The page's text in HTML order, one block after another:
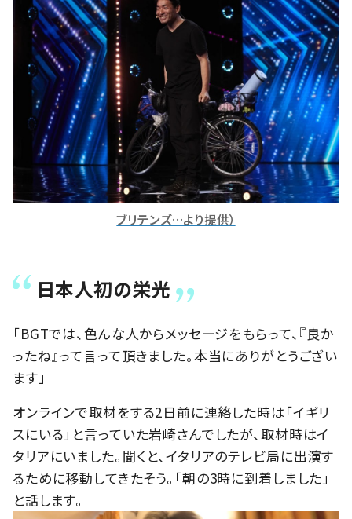
ブリテンズ…より提供）
日本人初の栄光
「BGTでは、色んな人からメッセージをもらって、『良か
ったね』って言って頂きました。本当にありがとうござい
ます」
オンラインで取材をする2日前に連絡した時は「イギリ
スにいる」と言っていた岩崎さんでしたが、取材時はイ
タリアにいました。聞くと、イタリアのテレビ局に出演す
るために移動してきたそう。「朝の3時に到着しました」
と話します。